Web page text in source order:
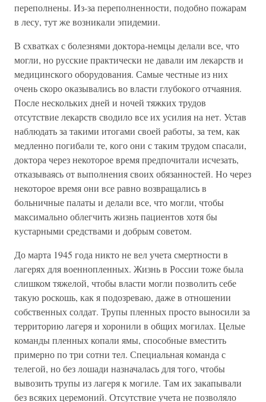
переполнены. Из-за переполненности, подобно пожарам
в лесу, тут же возникали эпидемии.
В схватках с болезнями доктора-немцы делали все, что
могли, но русские практически не давали им лекарств и
медицинского оборудования. Самые честные из них
очень скоро оказывались во власти глубокого отчаяния.
После нескольких дней и ночей тяжких трудов
отсутствие лекарств сводило все их усилия на нет. Устав
наблюдать за такими итогами своей работы, за тем, как
медленно погибали те, кого они с таким трудом спасали,
доктора через некоторое время предпочитали исчезать,
отказываясь от выполнения своих обязанностей. Но через
некоторое время они все равно возвращались в
больничные палаты и делали все, что могли, чтобы
максимально облегчить жизнь пациентов хотя бы
кустарными средствами и добрым советом.
До марта 1945 года никто не вел учета смертности в
лагерях для военнопленных. Жизнь в России тоже была
слишком тяжелой, чтобы власти могли позволить себе
такую роскошь, как я подозреваю, даже в отношении
собственных солдат. Трупы пленных просто выносили за
территорию лагеря и хоронили в общих могилах. Целые
команды пленных копали ямы, способные вместить
примерно по три сотни тел. Специальная команда с
телегой, но без лошади назначалась для того, чтобы
вывозить трупы из лагеря к могиле. Там их закапывали
без всяких церемоний. Отсутствие учета не позволяло